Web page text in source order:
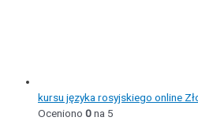
kursu języka rosyjskiego online
Oceniono 0na 5